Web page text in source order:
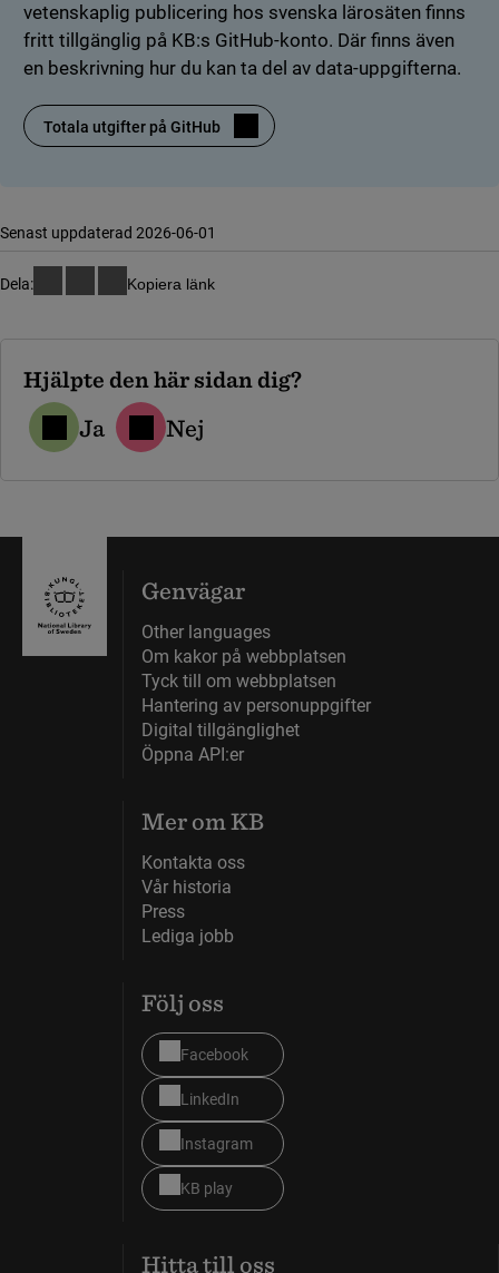
vetenskaplig publicering hos svenska lärosäten finns
fritt tillgänglig på KB:s GitHub-konto. Där finns även
en beskrivning hur du kan ta del av data-uppgifterna.
Totala utgifter på GitHub
(länk till annan webbplats)
Senast uppdaterad 2026-06-01
Dela: Kopiera länk
Hjälpte den här sidan dig?
Ja Nej
Genvägar
Other languages
Om kakor på webbplatsen
Tyck till om webbplatsen
Hantering av personuppgifter
Digital tillgänglighet
Öppna API:er
Mer om KB
Kontakta oss
Vår historia
Press
Lediga jobb
Följ oss
Facebook
LinkedIn
Instagram
KB play
Hitta till oss